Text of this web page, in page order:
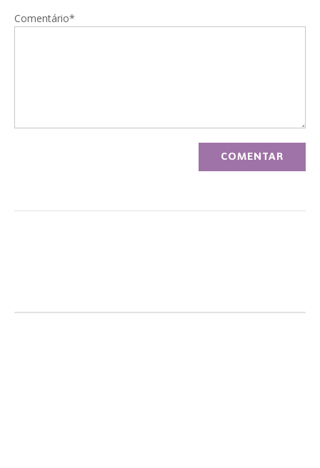
Comentário*